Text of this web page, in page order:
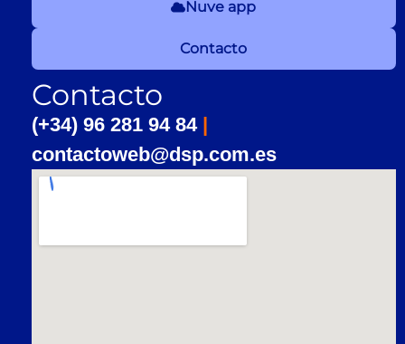
Nuve app
Contacto
Contacto
(+34) 96 281 94 84 |
contactoweb@dsp.com.es